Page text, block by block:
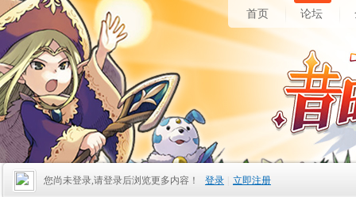
首页 论坛
您尚未登录,请登录后浏览更多内容！ 登录 立即注册